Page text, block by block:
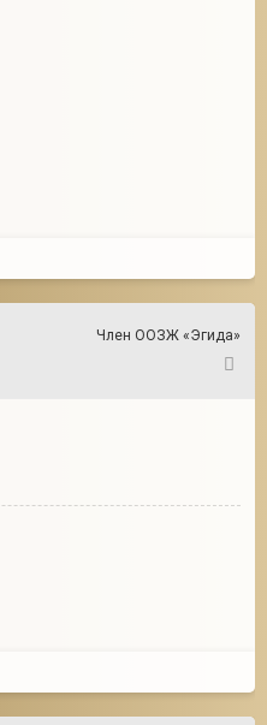
Член ООЗЖ «Эгида»